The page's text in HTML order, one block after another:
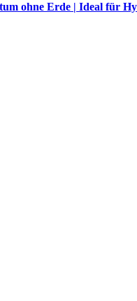
ohne Erde | Ideal für